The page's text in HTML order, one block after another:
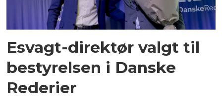
Esvagt-direktør valgt til
bestyrelsen i Danske
Rederier